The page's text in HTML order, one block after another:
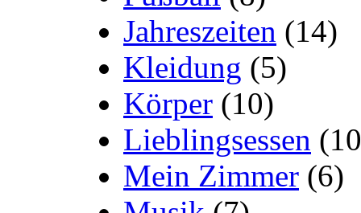
Jahreszeiten (14)
Kleidung (5)
Körper (10)
Lieblingsessen
Mein Zimmer (6)